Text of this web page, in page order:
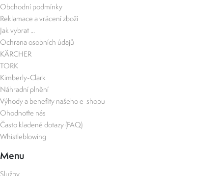
Obchodní podmínky
Reklamace a vrácení zboží
Jak vybrat ...
Ochrana osobních údajů
KÄRCHER
TORK
Kimberly-Clark
Náhradní plnění
Výhody a benefity našeho e-shopu
Ohodnoťte nás
Často kladené dotazy (FAQ)
Whistleblowing
Menu
Služby